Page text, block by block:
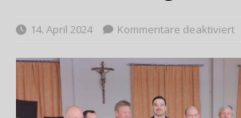
14. April 2024 Kommentare deaktiviert